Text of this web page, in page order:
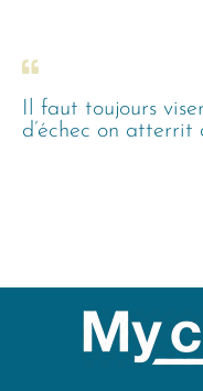
Il faut toujours
d’échec on atterrit